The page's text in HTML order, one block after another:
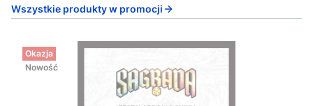
Wszystkie produkty w promocji
Okazja
Nowość